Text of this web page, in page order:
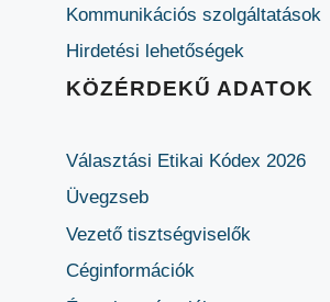
Kommunikációs szolgáltatások
Hirdetési lehetőségek
KÖZÉRDEKŰ ADATOK
Választási Etikai Kódex 2026
Üvegzseb
Vezető tisztségviselők
Céginformációk